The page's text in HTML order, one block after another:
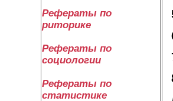
Рефераты по
риторике
Рефераты по
социологии
Рефераты по
статистике